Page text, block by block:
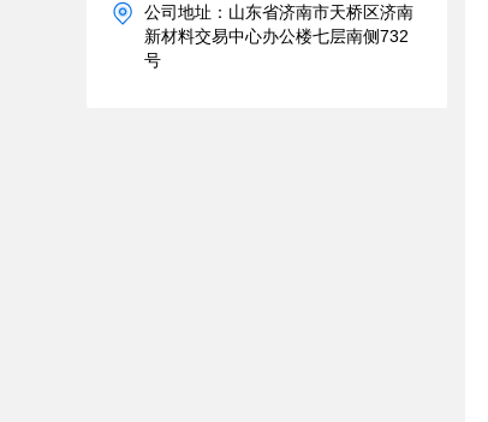
公司地址：山东省济南市天桥区济南
新材料交易中心办公楼七层南侧732
号